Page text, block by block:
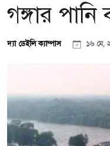
গঙ্গার পানি
দ্যা ডেইলি ক্যাম্পাস ১৬ মে,